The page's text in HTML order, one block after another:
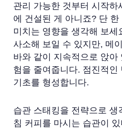
관리 가능한 것부터 시작하
에 건설된 게 아니죠? 단 한
미치는 영향을 생각해 보세
사소해 보일 수 있지만, 메
바와 같이 지속적으로 앉아
험을 줄여줍니다. 점진적인
기초를 형성합니다.
습관 스태킹을 전략으로 생
침 커피를 마시는 습관이